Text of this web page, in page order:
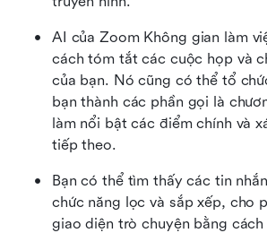
AI của Zoom Không gian làm
cách tóm tắt các cuộc họp và
của bạn. Nó cũng có thể tổ
bạn thành các phần gọi là
làm nổi bật các điểm chính và
tiếp theo.
Bạn có thể tìm thấy các tin
chức năng lọc và sắp xếp, cho
giao diện trò chuyện bằng